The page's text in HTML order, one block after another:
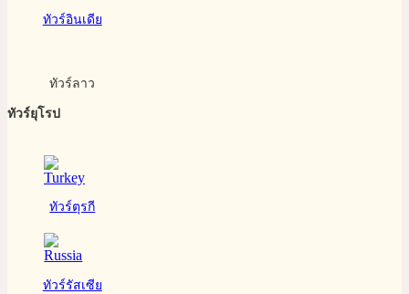
ทัวร์อินเดีย
ทัวร์ลาว
ทัวร์ยุโรป
ทัวร์ตุรกี
ทัวร์รัสเซีย